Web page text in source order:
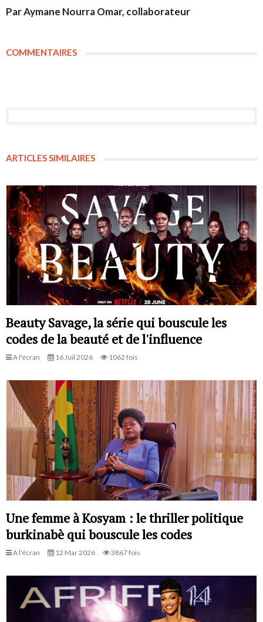
Par Aymane Nourra Omar, collaborateur
COMMENTAIRES
ARTICLES SIMILAIRES
Beauty Savage, la série qui bouscule les
codes de la beauté et de l'influence
A l'écran 16 Juil 2026 1062 fois
Une femme à Kosyam : le thriller politique
burkinabè qui bouscule les codes
A l'écran 12 Mar 2026 3867 fois